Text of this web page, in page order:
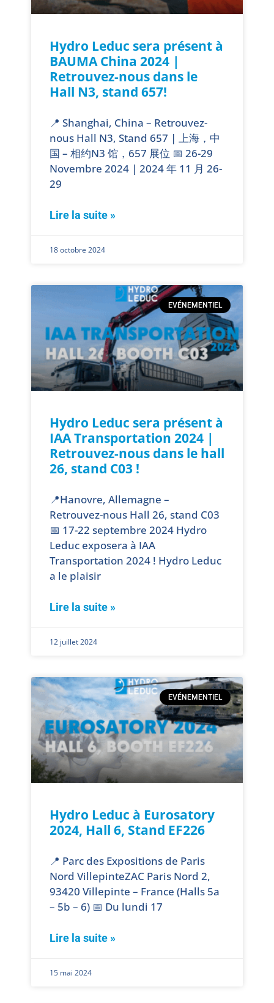
Hydro Leduc sera présent à
BAUMA China 2024 |
Retrouvez-nous dans le
Hall N3, stand 657!
📍 Shanghai, China – Retrouvez-
nous Hall N3, Stand 657 | 上海，中
国 – 相约N3 馆，657 展位 📅 26-29
Novembre 2024 | 2024 年 11 月 26-
29
Lire la suite »
18 octobre 2024
EVÉNEMENTIEL
Hydro Leduc sera présent à
IAA Transportation 2024 |
Retrouvez-nous dans le hall
26, stand C03 !
📍Hanovre, Allemagne –
Retrouvez-nous Hall 26, stand C03
📅 17-22 septembre 2024 Hydro
Leduc exposera à IAA
Transportation 2024 ! Hydro Leduc
a le plaisir
Lire la suite »
12 juillet 2024
EVÉNEMENTIEL
Hydro Leduc à Eurosatory
2024, Hall 6, Stand EF226
📍 Parc des Expositions de Paris
Nord VillepinteZAC Paris Nord 2,
93420 Villepinte – France (Halls 5a
– 5b – 6) 📅 Du lundi 17
Lire la suite »
15 mai 2024